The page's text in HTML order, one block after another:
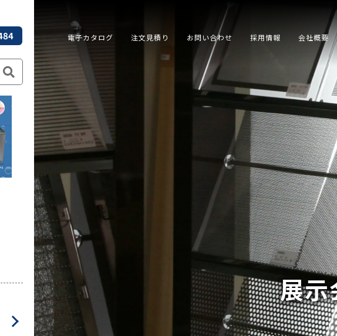
平織金網
平織金網網目一覧表
綾織金網
綾織金網網目一覧表
特殊線材メッシュ網目一覧
マグネステン
マグネステン 金網網目一覧表
平畳織金網
綾畳織金網
クリンプ織金網
ロッククリンプ織金網
フラットトップ織金網
(滑面式金網)
トンキャップ織金網
(長目金網)
タイロッド織金網
振動篩用金網について
JIS試験用ふるい
ワイヤーネットコンベヤー
菱形金網
亀甲金網
装飾用織金網
ワイヤーゲージ（線番）
織金網加工品
展示
電子カタログ 注文見積り お問い合わせ 採用情報 会社概要